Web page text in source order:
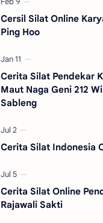
Cersil Silat Online
Ping Hoo
Cerita Silat Pendekar
Maut Naga Geni 212
Sableng
Cerita Silat Indonesia
Cerita Silat Online
Rajawali Sakti